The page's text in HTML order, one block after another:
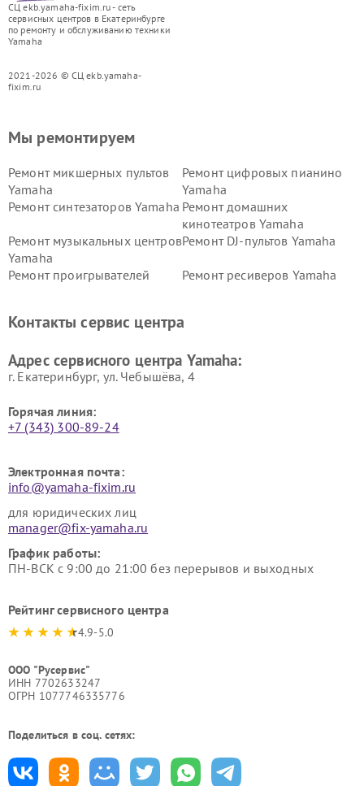
СЦ ekb.yamaha-fixim.ru - сеть
сервисных центров в Екатеринбурге
по ремонту и обслуживанию техники
Yamaha
2021-2026 © СЦ ekb.yamaha-
fixim.ru
Мы ремонтируем
Ремонт микшерных пультов
Yamaha
Ремонт цифровых пианино
Yamaha
Ремонт синтезаторов Yamaha Ремонт домашних
кинотеатров Yamaha
Ремонт музыкальных центров
Yamaha
Ремонт DJ-пультов Yamaha
Ремонт проигрывателей
Ремонт ресиверов Yamaha
Yamaha
Yamaha
Контакты сервис центра
Адрес сервисного центра Yamaha:
г. Екатеринбург, ул. Чебышёва, 4
Горячая линия:
+7 (343) 300-89-24
Электронная почта:
info@yamaha-fixim.ru
для юридических лиц
manager@fix-yamaha.ru
График работы:
ПН-ВСК с 9:00 до 21:00 без перерывов и выходных
Рейтинг сервисного центра
4.9-5.0
ООО "Русервис"
ИНН 7702633247
ОГРН 1077746335776
Поделиться в соц. сетях: